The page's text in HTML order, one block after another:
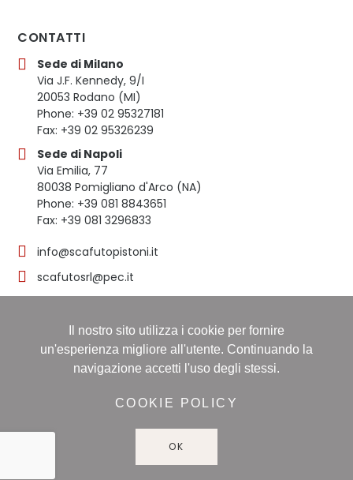
CONTATTI
Sede di Milano
Via J.F. Kennedy, 9/I
20053 Rodano (MI)
Phone: +39 02 95327181
Fax: +39 02 95326239
Sede di Napoli
Via Emilia, 77
80038 Pomigliano d'Arco (NA)
Phone: +39 081 8843651
Fax: +39 081 3296833
info@scafutopistoni.it
scafutosrl@pec.it
© 2023 SCAFUTO S.R.L. | TUTTI I DIRITTI RISERVATI | P.
IVA 03536691219
16/11/1998, Numero REA: NA-608490 - Capitale sociale:
60.000,00 i.v
Il nostro sito utilizza i cookie per fornire
un'esperienza migliore all'utente. Continuando la
navigazione accetti l'uso degli stessi.
COOKIE POLICY
OK